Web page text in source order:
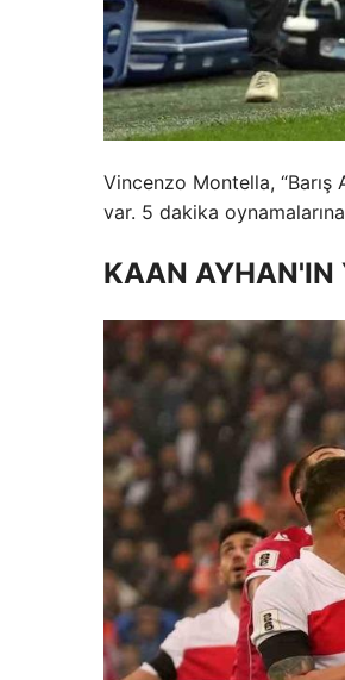
Vincenzo Montella,
var. 5 dakika
KAAN AYHAN'IN